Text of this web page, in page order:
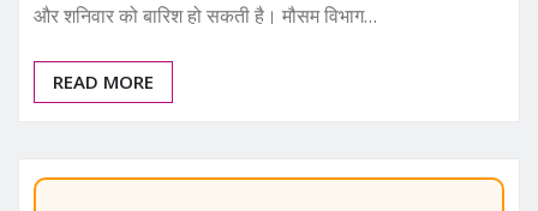
और शनिवार को बारिश हो सकती है। मौसम विभाग…
READ MORE